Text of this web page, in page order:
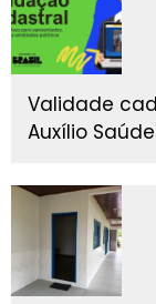
Validade
Auxílio